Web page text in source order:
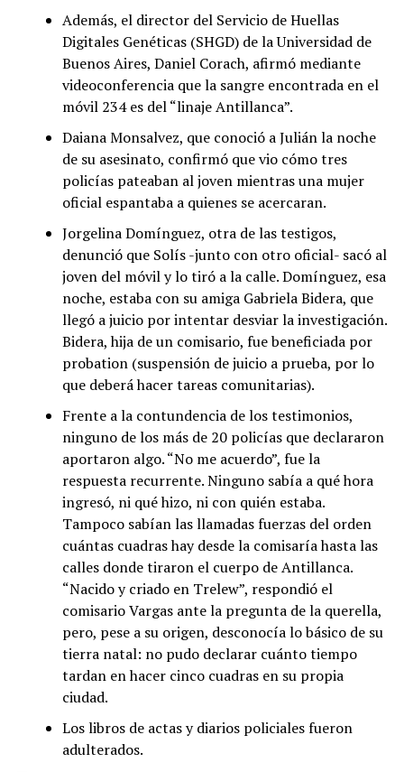
Además, el director del Servicio de Huellas
Digitales Genéticas (SHGD) de la Universidad de
Buenos Aires, Daniel Corach, afirmó mediante
videoconferencia que la sangre encontrada en el
móvil 234 es del “linaje Antillanca”.
Daiana Monsalvez, que conoció a Julián la noche
de su asesinato, confirmó que vio cómo tres
policías pateaban al joven mientras una mujer
oficial espantaba a quienes se acercaran.
Jorgelina Domínguez, otra de las testigos,
denunció que Solís -junto con otro oficial- sacó al
joven del móvil y lo tiró a la calle. Domínguez, esa
noche, estaba con su amiga Gabriela Bidera, que
llegó a juicio por intentar desviar la investigación.
Bidera, hija de un comisario, fue beneficiada por
probation (suspensión de juicio a prueba, por lo
que deberá hacer tareas comunitarias).
Frente a la contundencia de los testimonios,
ninguno de los más de 20 policías que declararon
aportaron algo. “No me acuerdo”, fue la
respuesta recurrente. Ninguno sabía a qué hora
ingresó, ni qué hizo, ni con quién estaba.
Tampoco sabían las llamadas fuerzas del orden
cuántas cuadras hay desde la comisaría hasta las
calles donde tiraron el cuerpo de Antillanca.
“Nacido y criado en Trelew”, respondió el
comisario Vargas ante la pregunta de la querella,
pero, pese a su origen, desconocía lo básico de su
tierra natal: no pudo declarar cuánto tiempo
tardan en hacer cinco cuadras en su propia
ciudad.
Los libros de actas y diarios policiales fueron
adulterados.